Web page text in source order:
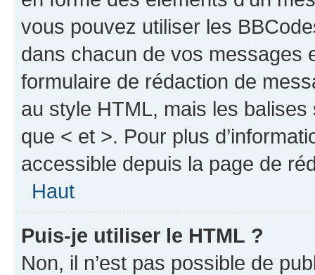
vous pouvez utiliser les
dans chacun de vos messages
formulaire de rédaction de
au style HTML, mais les
que < et >. Pour plus
accessible depuis la page de
Haut
Puis-je utiliser le HTML ?
Non, il n’est pas possible de